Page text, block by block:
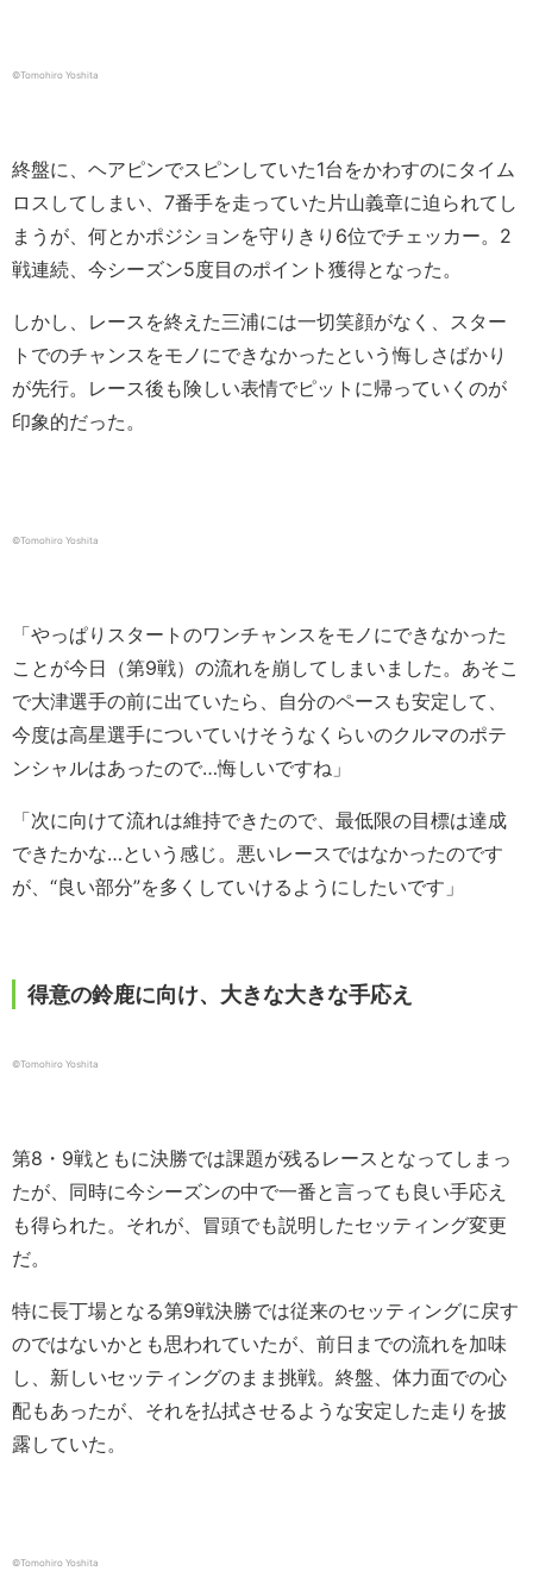
©︎Tomohiro Yoshita
終盤に、ヘアピンでスピンしていた1台をかわすのにタイム
ロスしてしまい、7番手を走っていた片山義章に迫られてし
まうが、何とかポジションを守りきり6位でチェッカー。2
戦連続、今シーズン5度目のポイント獲得となった。
しかし、レースを終えた三浦には一切笑顔がなく、スター
トでのチャンスをモノにできなかったという悔しさばかり
が先行。レース後も険しい表情でピットに帰っていくのが
印象的だった。
©︎Tomohiro Yoshita
「やっぱりスタートのワンチャンスをモノにできなかった
ことが今日（第9戦）の流れを崩してしまいました。あそこ
で大津選手の前に出ていたら、自分のペースも安定して、
今度は高星選手についていけそうなくらいのクルマのポテ
ンシャルはあったので…悔しいですね」
「次に向けて流れは維持できたので、最低限の目標は達成
できたかな…という感じ。悪いレースではなかったのです
が、“良い部分”を多くしていけるようにしたいです」
得意の鈴鹿に向け、大きな大きな手応え
©︎Tomohiro Yoshita
第8・9戦ともに決勝では課題が残るレースとなってしまっ
たが、同時に今シーズンの中で一番と言っても良い手応え
も得られた。それが、冒頭でも説明したセッティング変更
だ。
特に長丁場となる第9戦決勝では従来のセッティングに戻す
のではないかとも思われていたが、前日までの流れを加味
し、新しいセッティングのまま挑戦。終盤、体力面での心
配もあったが、それを払拭させるような安定した走りを披
露していた。
©︎Tomohiro Yoshita